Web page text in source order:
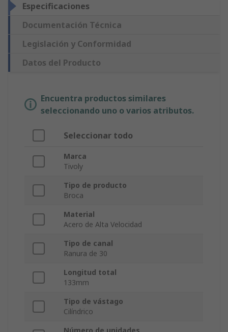
Especificaciones
Documentación Técnica
Legislación y Conformidad
Datos del Producto
Encuentra productos similares
seleccionando uno o varios atributos.
Seleccionar todo
Marca
Tivoly
Tipo de producto
Broca
Material
Acero de Alta Velocidad
Tipo de canal
Ranura de 30
Longitud total
133mm
Tipo de vástago
Cilíndrico